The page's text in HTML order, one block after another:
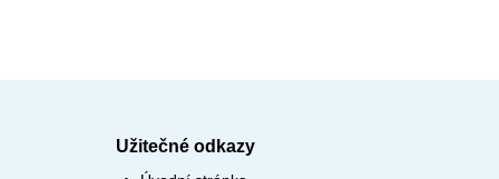
Užitečné odkazy